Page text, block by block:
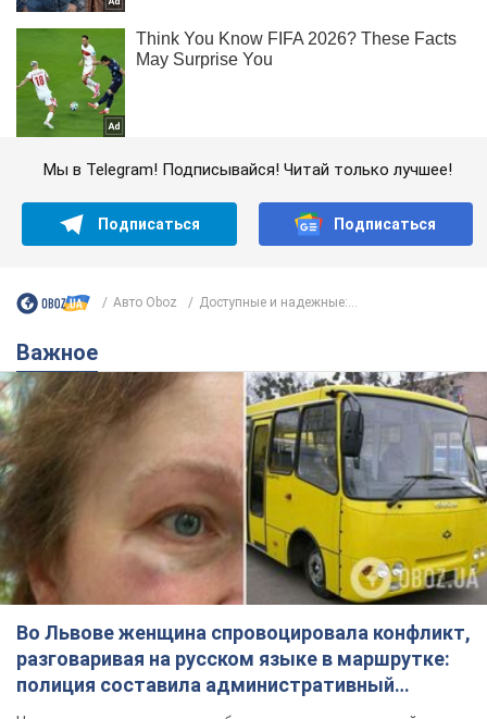
Мы в Telegram! Подписывайся! Читай только лучшее!
Подписаться Подписаться
Авто Oboz Доступные и надежные:...
Важное
Во Львове женщина спровоцировала конфликт,
разговаривая на русском языке в маршрутке:
полиция составила административный
протокол. Видео